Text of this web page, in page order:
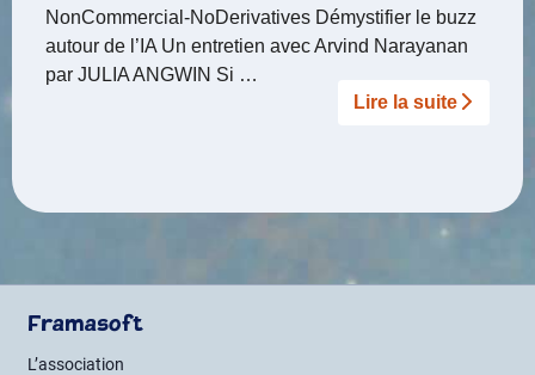
NonCommercial-NoDerivatives Démystifier le buzz
autour de l’IA Un entretien avec Arvind Narayanan
par JULIA ANGWIN Si …
Lire la suite­­
Framasoft
L’association